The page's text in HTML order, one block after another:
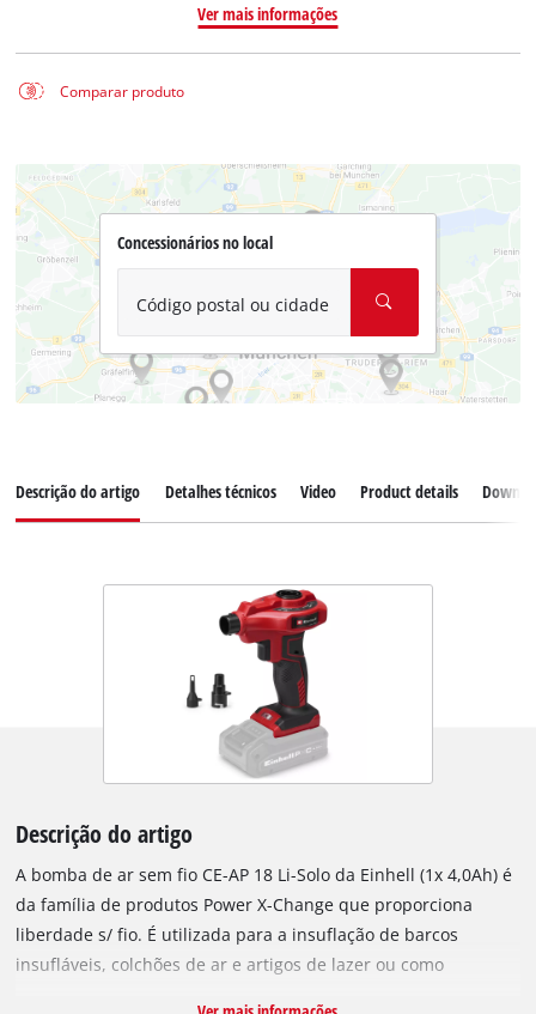
Ver mais informações
Comparar produto
Concessionários no local
Código postal ou cidade
Descrição do artigo Detalhes técnicos Video Product details
Descrição do artigo
A bomba de ar sem fio CE-AP 18 Li-Solo da Einhell (1x 4,0Ah) é
da família de produtos Power X-Change que proporciona
liberdade s/ fio. É utilizada para a insuflação de barcos
insufláveis, colchões de ar e artigos de lazer ou como